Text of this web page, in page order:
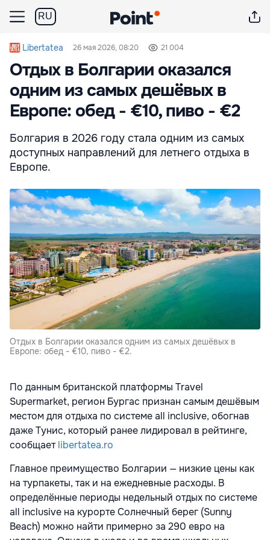
RU
Libertatea 26 мая 2026, 08:20 21 004
Отдых в Болгарии оказался
одним из самых дешёвых в
Европе: обед - €10, пиво - €2
Болгария в 2026 году стала одним из самых
доступных направлений для летнего отдыха в
Европе.
Отдых в Болгарии оказался одним из самых дешёвых в
Европе: обед - €10, пиво - €2.
По данным британской платформы Travel
Supermarket, регион Бургас признан самым дешёвым
местом для отдыха по системе all inclusive, обогнав
даже Тунис, который ранее лидировал в рейтинге,
сообщаетlibertatea.ro
Главное преимущество Болгарии — низкие цены как
на турпакеты, так и на ежедневные расходы. В
определённые периоды недельный отдых по системе
all inclusive на курорте Солнечный берег (Sunny
Beach) можно найти примерно за 290 евро на